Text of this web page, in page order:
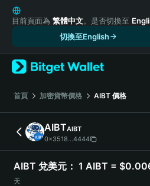
English
日本語
Русский
Español (Latinoamérica)
Türkçe
Italiano
Deutsch
简体中文
繁體中文
Português (Portugal)
Bahasa Indonesia
目前頁面為 繁體中文。是否切換至
切換至English
首頁 加密貨幣價格 AIBT 價格
AIBTAIBT
0x3518...4444
AIBT 兌美元： 1 AIBT =
天